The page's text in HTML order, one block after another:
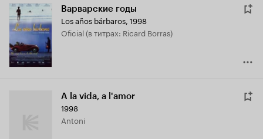
Варварские годы
Los años bárbaros, 1998
Oficial (в титрах: Ricard Borras)
A la vida, a l'amor
1998
Antoni